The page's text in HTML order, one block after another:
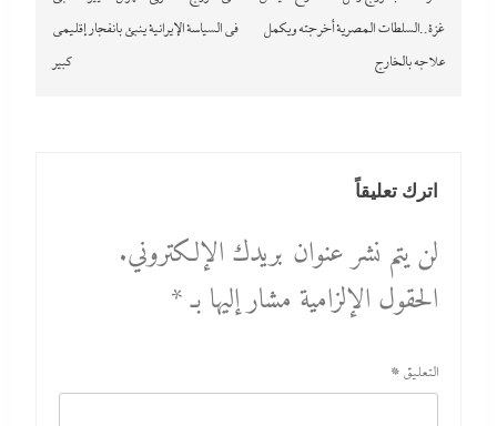
غزة..السلطات المصرية أخرجته ويكمل
علاجه بالخارج
في السياسة الإيرانية ينبئ بانفجار إقليمى
كبير
اترك تعليقاً
لن يتم نشر عنوان بريدك الإلكتروني.
الحقول الإلزامية مشار إليها بـ*
التعليق *